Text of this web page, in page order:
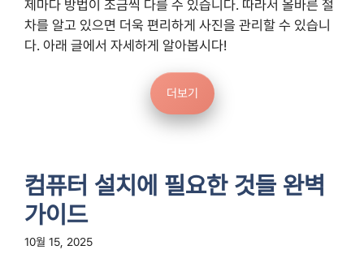
제마다 방법이 조금씩 다를 수 있습니다. 따라서 올바른 절
차를 알고 있으면 더욱 편리하게 사진을 관리할 수 있습니
다. 아래 글에서 자세하게 알아봅시다!
더보기
컴퓨터 설치에 필요한 것들 완벽
가이드
10월 15, 2025